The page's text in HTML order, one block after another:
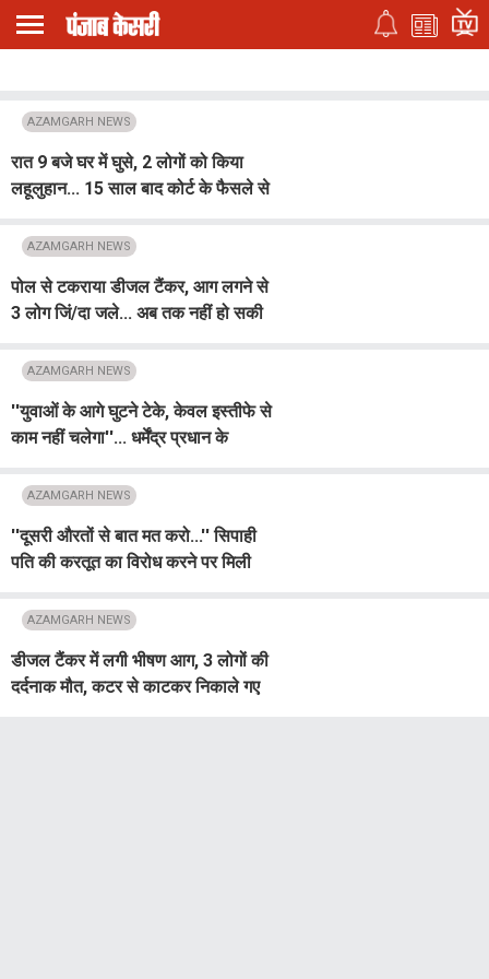
AZAMGARH NEWS
रात 9 बजे घर में घुसे, 2 लोगों को किया
लहूलुहान... 15 साल बाद कोर्ट के फैसले से
AZAMGARH NEWS
पोल से टकराया डीजल टैंकर, आग लगने से
3 लोग जिं/दा जले... अब तक नहीं हो सकी
AZAMGARH NEWS
''युवाओं के आगे घुटने टेके, केवल इस्तीफे से
काम नहीं चलेगा''... धर्मेंद्र प्रधान के
बयान
AZAMGARH NEWS
''दूसरी औरतों से बात मत करो...'' सिपाही
पति की करतूत का विरोध करने पर मिली
दर्जAZAMGARH NEWS
डीजल टैंकर में लगी भीषण आग, 3 लोगों की
दर्दनाक मौत, कटर से काटकर निकाले गए